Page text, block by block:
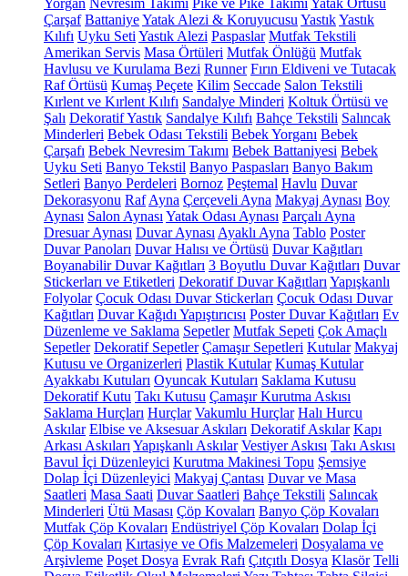
Yorgan Nevresim Takımı Pike ve Pike Takımı Yatak Örtüsü
Çarşaf BattaniyeYatak Alezi & Koruyucusu YastıkYastık
Kılıfı Uyku Seti Yastık Alezi Paspaslar Mutfak Tekstili
Amerikan Servis Masa Örtüleri Mutfak Önlüğü Mutfak
Havlusu ve Kurulama Bezi Runner Fırın Eldiveni ve Tutacak
Raf Örtüsü Kumaş Peçete Kilim Seccade Salon Tekstili
Kırlent ve Kırlent Kılıfı Sandalye Minderi Koltuk Örtüsü ve
Şalı Dekoratif Yastık Sandalye Kılıfı Bahçe Tekstili Salıncak
Minderleri Bebek Odası Tekstili Bebek Yorganı Bebek
Çarşafı Bebek Nevresim Takımı Bebek Battaniyesi Bebek
Uyku Seti Banyo Tekstil Banyo Paspasları Banyo Bakım
Setleri Banyo Perdeleri Bornoz Peştemal Havlu Duvar
Dekorasyonu Raf Ayna Çerçeveli Ayna Makyaj Aynası Boy
Aynası Salon Aynası Yatak Odası Aynası Parçalı Ayna
Dresuar Aynası Duvar Aynası Ayaklı Ayna Tablo Poster
Duvar Panoları Duvar Halısı ve Örtüsü Duvar Kağıtları
Boyanabilir Duvar Kağıtları 3 Boyutlu Duvar Kağıtları Duvar
Stickerları ve Etiketleri Dekoratif Duvar Kağıtları Yapışkanlı
Folyolar Çocuk Odası Duvar Stickerları Çocuk Odası Duvar
Kağıtları Duvar Kağıdı Yapıştırıcısı Poster Duvar Kağıtları Ev
Düzenleme ve Saklama Sepetler Mutfak Sepeti Çok Amaçlı
Sepetler Dekoratif Sepetler Çamaşır Sepetleri Kutular Makyaj
Kutusu ve Organizerleri Plastik Kutular Kumaş Kutular
Ayakkabı Kutuları Oyuncak Kutuları Saklama Kutusu
Dekoratif Kutu Takı Kutusu Çamaşır Kurutma Askısı
Saklama Hurçları Hurçlar Vakumlu Hurçlar Halı Hurcu
Askılar Elbise ve Aksesuar Askıları Dekoratif Askılar Kapı
Arkası Askıları Yapışkanlı Askılar Vestiyer Askısı Takı Askısı
Bavul İçi Düzenleyici Kurutma Makinesi Topu Şemsiye
Dolap İçi Düzenleyici Makyaj Çantası Duvar ve Masa
Saatleri Masa Saati Duvar Saatleri Bahçe Tekstili Salıncak
Minderleri Ütü Masası Çöp Kovaları Banyo Çöp Kovaları
Mutfak Çöp Kovaları Endüstriyel Çöp Kovaları Dolap İçi
Çöp Kovaları Kırtasiye ve Ofis Malzemeleri Dosyalama ve
Arşivleme Poşet Dosya Evrak Rafı Çıtçıtlı Dosya Klasör Telli